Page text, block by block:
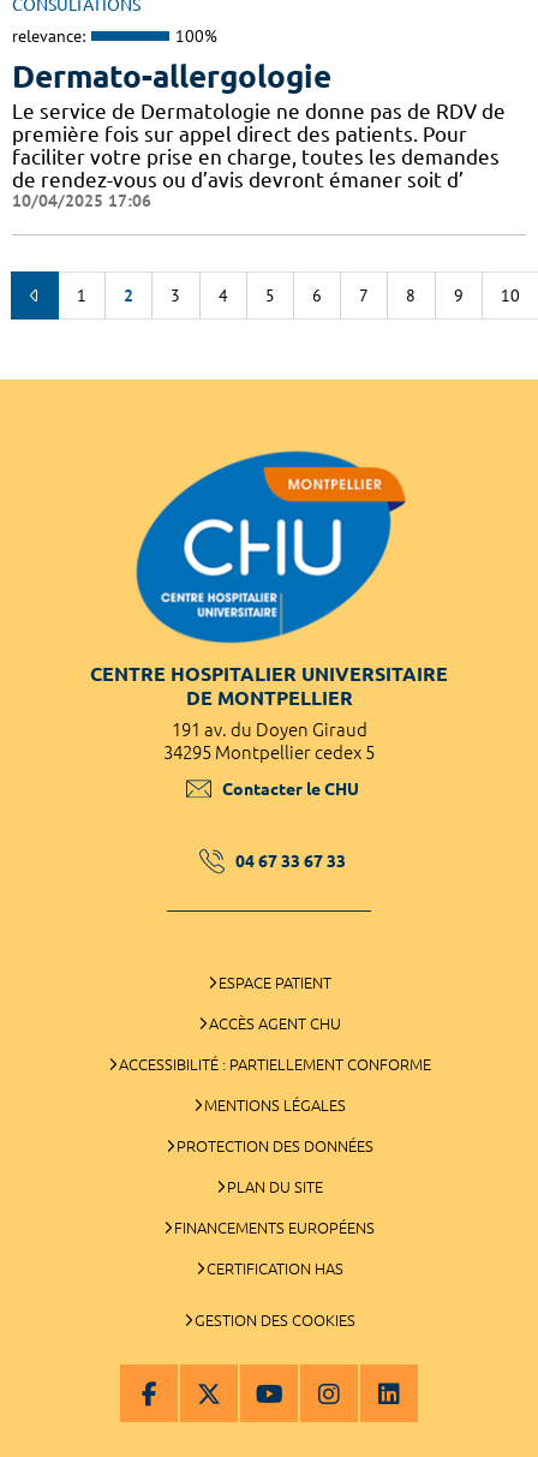
CONSULTATIONS
relevance: 100%
Dermato-allergologie
Le service de Dermatologie ne donne pas de RDV de
première fois sur appel direct des patients. Pour
faciliter votre prise en charge, toutes les demandes
de rendez-vous ou d’avis devront émaner soit d’
10/04/2025 17:06
1 2 3 4 5 6 7 8 9 10
CENTRE HOSPITALIER UNIVERSITAIRE
DE MONTPELLIER
191 av. du Doyen Giraud
34295 Montpellier cedex 5
Contacter le CHU
04 67 33 67 33
ESPACE PATIENT
ACCÈS AGENT CHU
ACCESSIBILITÉ : PARTIELLEMENT CONFORME
MENTIONS LÉGALES
PROTECTION DES DONNÉES
PLAN DU SITE
FINANCEMENTS EUROPÉENS
CERTIFICATION HAS
GESTION DES COOKIES